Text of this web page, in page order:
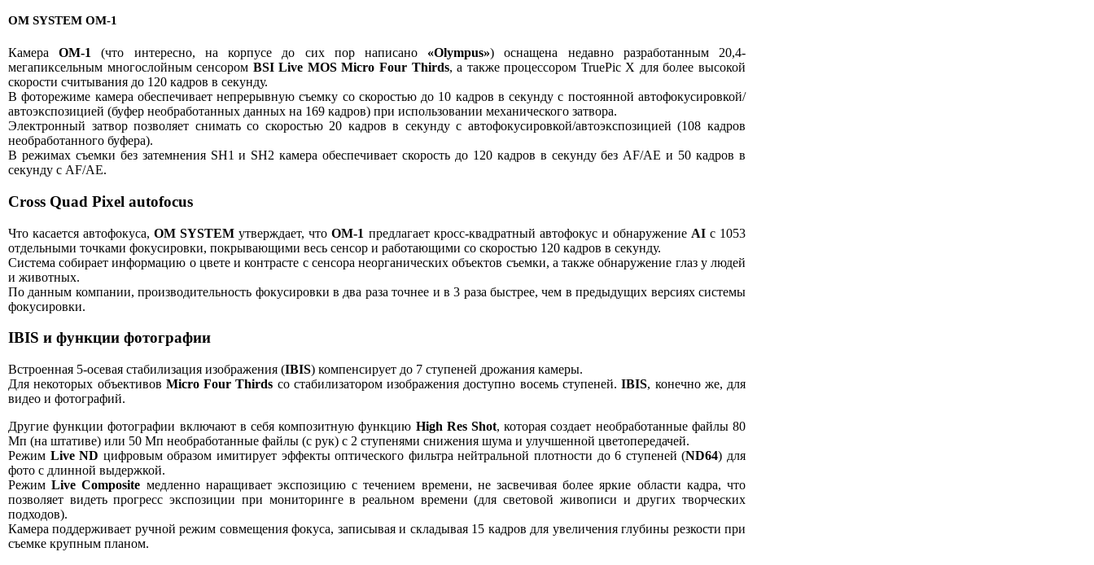
OM SYSTEM OM-1
КамераOM-1 (что интересно, на корпусе до сих пор написано «Olympus») оснащена недавно разработанным 20,4-
мегапиксельным многослойным сенсором BSI Live MOS Micro Four Thirds, а также процессором TruePic X для более высокой
скорости считывания до 120 кадров в секунду.
В фоторежиме камера обеспечивает непрерывную съемку со скоростью до 10 кадров в секунду с постоянной автофокусировкой/
автоэкспозицией (буфер необработанных данных на 169 кадров) при использовании механического затвора.
Электронный затвор позволяет снимать со скоростью 20 кадров в секунду с автофокусировкой/автоэкспозицией (108 кадров
необработанного буфера).
В режимах съемки без затемнения SH1 и SH2 камера обеспечивает скорость до 120 кадров в секунду без AF/AE и 50 кадров в
секунду с AF/AE.
Cross Quad Pixel autofocus
Что касается автофокуса,OM SYSTEM утверждает, чтоOM-1 предлагает кросс-квадратный автофокус и обнаружение AIс 1053
отдельными точками фокусировки, покрывающими весь сенсор и работающими со скоростью 120 кадров в секунду.
Система собирает информацию о цвете и контрасте с сенсора неорганических объектов съемки, а также обнаружение глаз у людей
и животных.
По данным компании, производительность фокусировки в два раза точнее и в 3 раза быстрее, чем в предыдущих версиях системы
фокусировки.
IBIS и функции фотографии
Встроенная 5-осевая стабилизация изображения (IBIS) компенсирует до 7 ступеней дрожания камеры.
Для некоторых объективов Micro Four Thirds со стабилизатором изображения доступно восемь ступеней.IBIS, конечно же, для
видео и фотографий.
Другие функции фотографии включают в себя композитную функцию High Res Shot, которая создает необработанные файлы 80
Мп (на штативе) или 50 Мп необработанные файлы (с рук) с 2 ступенями снижения шума и улучшенной цветопередачей.
Режим Live ND цифровым образом имитирует эффекты оптического фильтра нейтральной плотности до 6 ступеней (ND64) для
фото с длинной выдержкой.
РежимLive Composite медленно наращивает экспозицию с течением времени, не засвечивая более яркие области кадра, что
позволяет видеть прогресс экспозиции при мониторинге в реальном времени (для световой живописи и других творческих
подходов).
Камера поддерживает ручной режим совмещения фокуса, записывая и складывая 15 кадров для увеличения глубины резкости при
съемке крупным планом.